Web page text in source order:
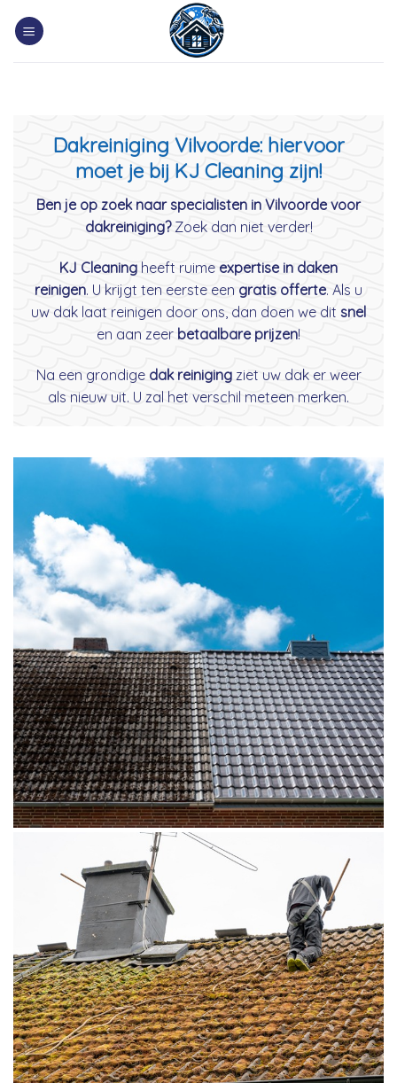
Dakreiniging Vilvoorde: hiervoor
moet je bij KJ Cleaning zijn!
Ben je op zoek naar specialisten in Vilvoorde voor
dakreiniging?Zoek dan niet verder!
KJ Cleaning heeft ruime expertise in daken
reinigen. U krijgt ten eerste een gratis offerte. Als u
uw dak laat reinigen door ons, dan doen we dit snel
en aan zeer betaalbare prijzen!
Na een grondige dak reinigingziet uw dak er weer
als nieuw uit. U zal het verschil meteen merken.